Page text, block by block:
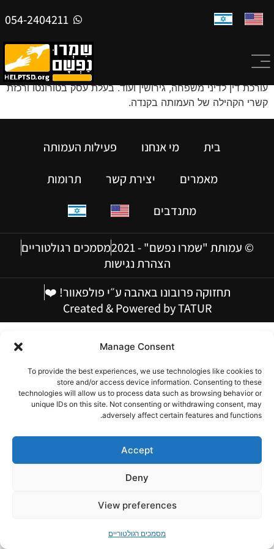
Manage Consent
To provide the best experiences, we use technologies like cookies to
store and/or access device information. Consenting to these
technologies will allow us to process data such as browsing behavior or
unique IDs on this site. Not consenting or withdrawing consent, may
adversely affect certain features and functions.
Accept
Deny
View preferences
מסמכים רגולטוריים
054-2404211
שלי שטרן
עורכת דין לדיני משפחה, גירושין ועוד. בעלת עסק בטורונטו ורכזת
קשרי הקהילה של העמותה בקנדה.
בית מי אנחנו
פעילות העמותה
מאמרים
יצירת קשר
תרומות
מתנדבים
© עמותת "שמרו נפשם" - 2021
מסמכים רגולטוריים
הצהרת נגישות
תחזוקה פרובונו באהבה ע״י פולפאוור! ❤️
Created & Powered by TATUR